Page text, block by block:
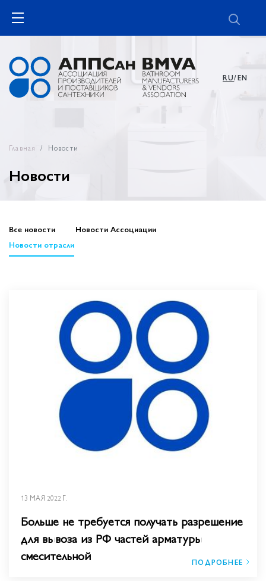
RU/EN
Главная Новости
Новости
Все новости
Новости Ассоциации
Новости отрасли
13 МАЯ 2022 Г.
Больше не требуется получать разрешение
для вывоза из РФ частей арматуры
смесительной
ПОДРОБНЕЕ